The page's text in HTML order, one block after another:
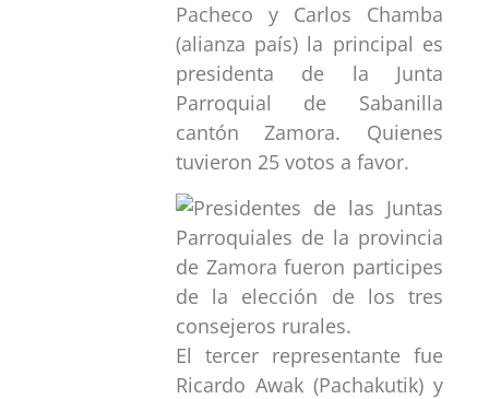
Pacheco y Carlos Chamba
(alianza país) la principal es
presidenta de la Junta
Parroquial de Sabanilla
cantón Zamora. Quienes
tuvieron 25 votos a favor.
El tercer representante fue
Ricardo Awak (Pachakutik) y